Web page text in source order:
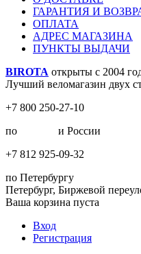
ГАРАНТИЯ И
ОПЛАТА
АДРЕС МАГАЗИНА
ПУНКТЫ ВЫДАЧИ
BIROTA открыты с 2004
Лучший веломагазин двух
+7 800 250-27-10
по
и России
+7 812 925-09-32
по Петербургу
Петербург, Биржевой
Ваша корзина пуста
Вход
Регистрация